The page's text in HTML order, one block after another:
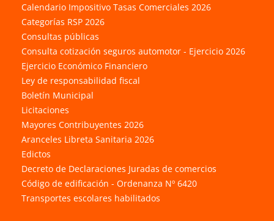
Calendario Impositivo Tasas Comerciales 2026
Categorías RSP 2026
Consultas públicas
Consulta cotización seguros automotor - Ejercicio 2026
Ejercicio Económico Financiero
Ley de responsabilidad fiscal
Boletín Municipal
Licitaciones
Mayores Contribuyentes 2026
Aranceles Libreta Sanitaria 2026
Edictos
Decreto de Declaraciones Juradas de comercios
Código de edificación - Ordenanza Nº 6420
Transportes escolares habilitados